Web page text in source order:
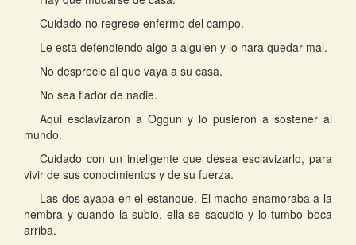
Cuidado no regrese enfermo del campo.
Le esta defendiendo algo a alguien y lo hara quedar mal.
No desprecie al que vaya a su casa.
No sea fiador de nadie.
Aqui esclavizaron a Oggun y lo pusieron a sostener al
mundo.
Cuidado con un inteligente que desea esclavizarlo, para
vivir de sus conocimientos y de su fuerza.
Las dos ayapa en el estanque. El macho enamoraba a la
hembra y cuando la subio, ella se sacudio y lo tumbo boca
arriba.